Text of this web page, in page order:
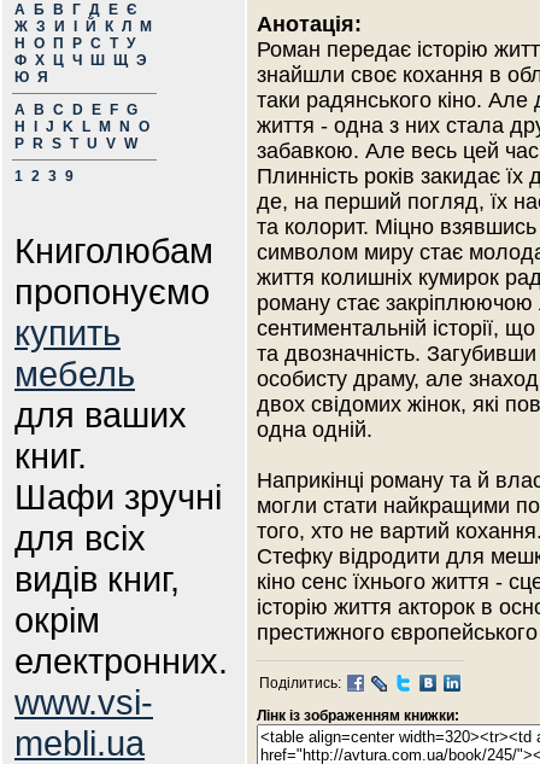
А Б В Г Д Е Є
Ж З И Й К Л
М
Н
О П Р С Т У
Ф Х Ц Ч Ш Щ Э
Ю Я
A
B C D E F G
H
J K L M N
O
P
R S T U V W
1 2 3 9
Книголюбам
пропонуємо
купить
мебель
для ваших
книг.
Шафи зручні
для всіх
видів книг,
окрім
електронних.
www.vsi-
mebli.ua
Анотація:
Роман передає історію
знайшли своє кохання в
таки радянського кіно.
життя - одна з них стала
забавкою. Але весь цей
Плинність років закидає
де, на перший погляд, їх
та колорит. Міцно
символом миру стає
життя колишніх кумирок
роману стає
сентиментальній історії,
та двозначність.
особисту драму, але
двох свідомих жінок, які
одна одній.
Наприкінці роману та й
могли стати найкращими
того, хто не вартий
Стефку відродити для
кіно сенс їхнього життя -
історію життя акторок в
престижного
Поділитись:
Лінк із зображенням книжки: